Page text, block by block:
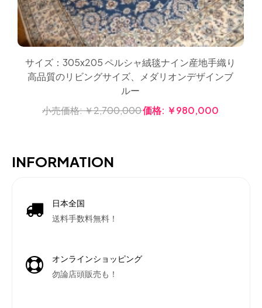
サイズ：305x205 ペルシャ絨毯ナイン産地手織り
高品質のリビングサイズ、メダリオンデザインブ
ルー
小売価格:￥2,700,000価格: ￥980,000
INFORMATION
日本全国
送料手数料無料！
オンラインショッピング
勿論店頭販売も！